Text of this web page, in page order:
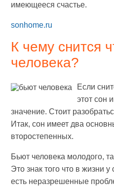
имеющееся счастье.
sonhome.ru
К чему снится
человека?
Если
этот сон
значение. Стоит
Итак, сон имеет два
второстепенных.
Бьют человека молодого,
Это знак того что в жизни
есть неразрешенные